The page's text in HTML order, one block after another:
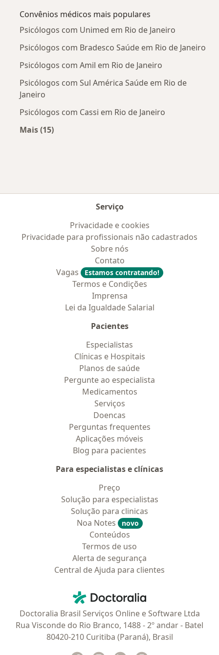
Convênios médicos mais populares
Psicólogos com Unimed em Rio de Janeiro
Psicólogos com Bradesco Saúde em Rio de Janeiro
Psicólogos com Amil em Rio de Janeiro
Psicólogos com Sul América Saúde em Rio de
Janeiro
Psicólogos com Cassi em Rio de Janeiro
Mais (15)
Serviço
Privacidade e cookies
Privacidade para profissionais não cadastrados
Sobre nós
Contato
Vagas
Estamos contratando!
Termos e Condições
Imprensa
Lei da Igualdade Salarial
Pacientes
Especialistas
Clínicas e Hospitais
Planos de saúde
Pergunte ao especialista
Medicamentos
Serviços
Doencas
Perguntas frequentes
Aplicações móveis
Blog para pacientes
Para especialistas e clínicas
Preço
Solução para especialistas
Solução para clinicas
Noa Notes
novo
Conteúdos
Termos de uso
Alerta de segurança
Central de Ajuda para clientes
Doctoralia - Homepage
Doctoralia Brasil Serviços Online e Software Ltda
Rua Visconde do Rio Branco, 1488 - 2º andar - Batel
80420-210 Curitiba (Paraná), Brasil